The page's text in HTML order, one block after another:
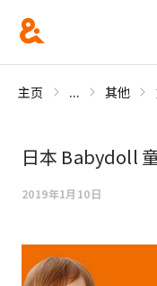
主页 ... 其他
日本 Babydoll
2019年1月10日